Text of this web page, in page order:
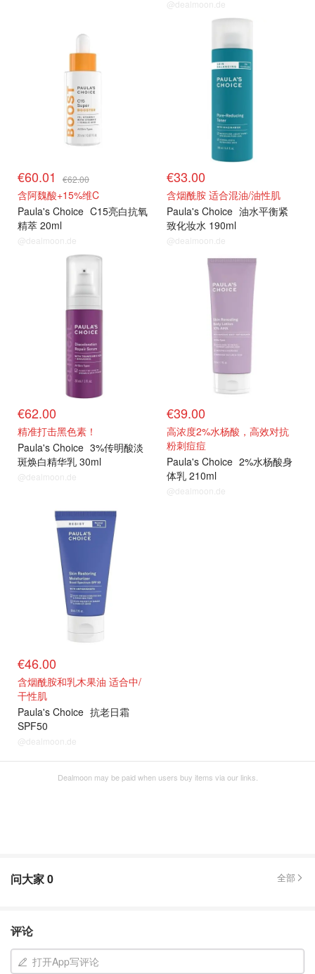
@dealmoon.de
€60.01 €62.00
含阿魏酸+15%维C
Paula's Choice C15亮白抗氧
精萃 20ml
@dealmoon.de
€33.00
含烟酰胺 适合混油/油性肌
Paula's Choice 油水平衡紧
致化妆水 190ml
@dealmoon.de
€62.00
精准打击黑色素！
Paula's Choice 3%传明酸淡
斑焕白精华乳 30ml
@dealmoon.de
€39.00
高浓度2%水杨酸，高效对抗
粉刺痘痘
Paula's Choice 2%水杨酸身
体乳 210ml
@dealmoon.de
€46.00
含烟酰胺和乳木果油 适合中/
干性肌
Paula's Choice 抗老日霜
SPF50
@dealmoon.de
Dealmoon may be paid when users buy items via our links.
问大家0 全部
评论
打开App写评论